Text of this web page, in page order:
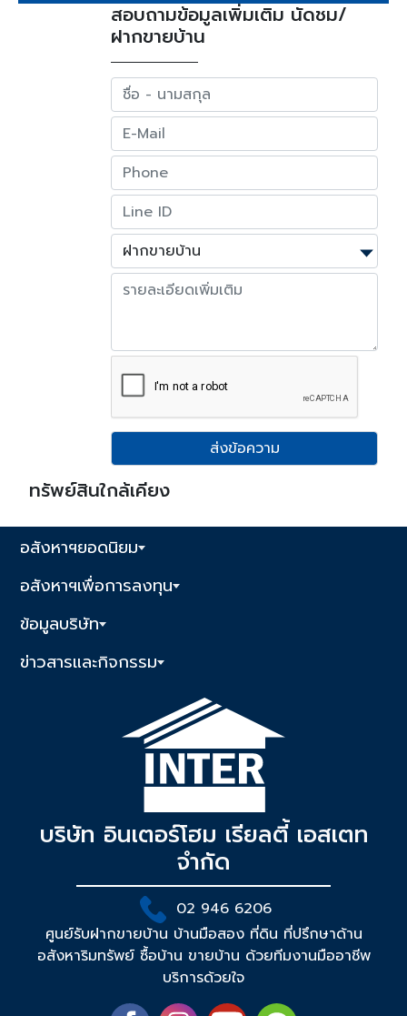
สอบถามข้อมูลเพิ่มเติม นัดชม/
ฝากขายบ้าน
ส่งข้อความ
ทรัพย์สินใกล้เคียง
อสังหาฯยอดนิยม
อสังหาฯเพื่อการลงทุน
ข้อมูลบริษัท
ข่าวสารและกิจกรรม
บริษัท อินเตอร์โฮม เรียลตี้ เอสเตท
จำกัด
02 946 6206
ศูนย์รับฝากขายบ้าน บ้านมือสอง ที่ดิน ที่ปรึกษาด้าน
อสังหาริมทรัพย์ ซื้อบ้าน ขายบ้าน ด้วยทีมงานมืออาชีพ
บริการด้วยใจ